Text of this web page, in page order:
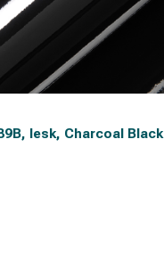
lesk, Charcoal Black